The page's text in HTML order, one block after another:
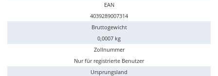
EAN
4039289007314
Bruttogewicht
0,0007 kg
Zollnummer
Nur für registrierte Benutzer
Ursprungsland